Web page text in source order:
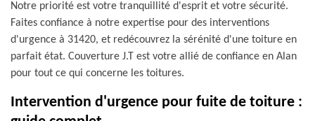
Notre priorité est votre tranquillité d'esprit et votre sécurité.
Faites confiance à notre expertise pour des interventions
d'urgence à 31420, et redécouvrez la sérénité d'une toiture en
parfait état. Couverture J.T est votre allié de confiance en Alan
pour tout ce qui concerne les toitures.
Intervention d'urgence pour fuite de toiture :